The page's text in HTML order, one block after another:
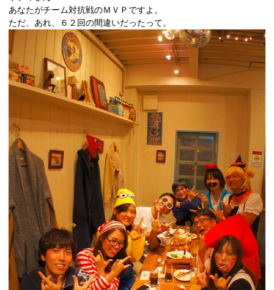
あなたがチーム対抗戦のＭＶＰですよ。
ただ、あれ、６２回の間違いだったって。